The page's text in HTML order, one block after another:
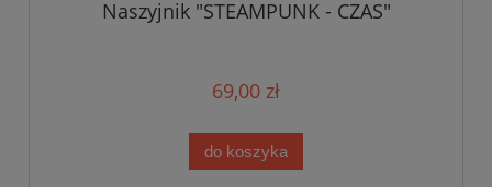
Naszyjnik "STEAMPUNK - CZAS"
69,00 zł
do koszyka